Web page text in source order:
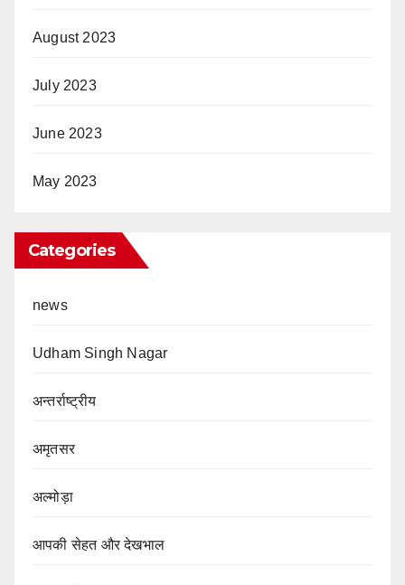
August 2023
July 2023
June 2023
May 2023
Categories
news
Udham Singh Nagar
अन्तर्राष्ट्रीय
अमृतसर
अल्मोड़ा
आपकी सेहत और देखभाल